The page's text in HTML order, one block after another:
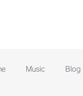
Music Blog